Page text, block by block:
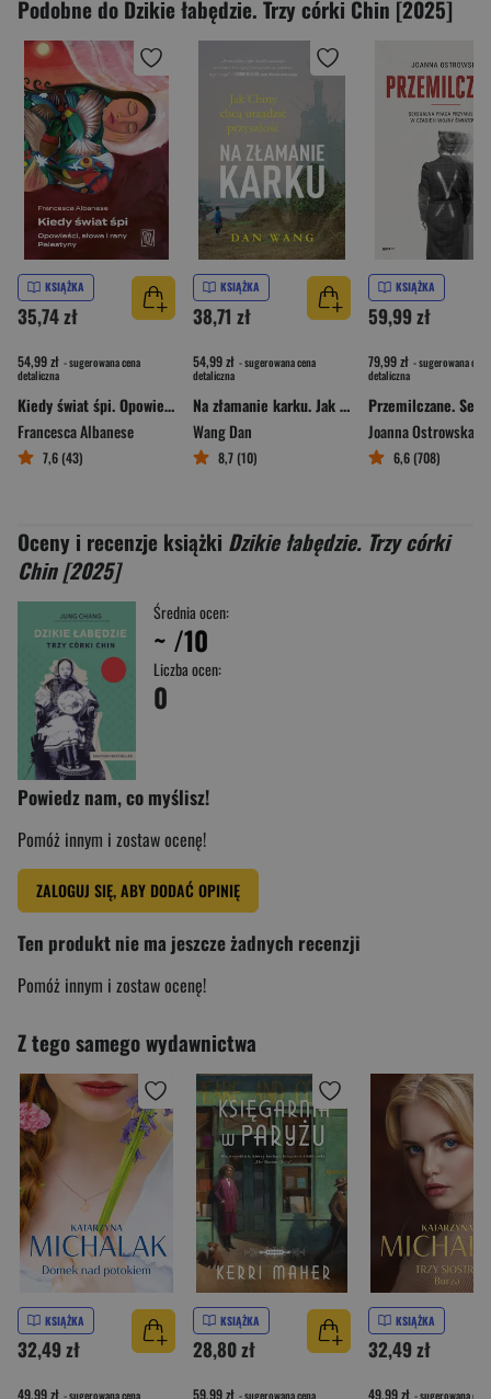
Podobne do Dzikie łabędzie. Trzy córki Chin [2025]
KSIĄŻKA
35,74 zł
54,99 zł - sugerowana cena
detaliczna
Kiedy świat śpi. Opowieści, słowa i rany Palestyny
Francesca Albanese
7,6 (43)
KSIĄŻKA
38,71 zł
54,99 zł - sugerowana cena
detaliczna
Na złamanie karku. Jak Chiny chcą urządzić przyszłość Dan Wang
Wang Dan
8,7 (10)
KSIĄŻKA
59,99 zł
79,99 zł - sugerowana cena
detaliczna
Joanna Ostrowska
6,6 (708)
Oceny i recenzje książki Dzikie łabędzie. Trzy córki
Chin [2025]
Średnia ocen:
~ /10
Liczba ocen:
0
Powiedz nam, co myślisz!
Pomóż innym i zostaw ocenę!
ZALOGUJ SIĘ, ABY DODAĆ OPINIĘ
Ten produkt nie ma jeszcze żadnych recenzji
Pomóż innym i zostaw ocenę!
Z tego samego wydawnictwa
KSIĄŻKA
32,49 zł
49,99 zł - sugerowana cena
KSIĄŻKA
28,80 zł
59,99 zł - sugerowana cena
KSIĄŻKA
32,49 zł
49,99 zł - sugerowana cena